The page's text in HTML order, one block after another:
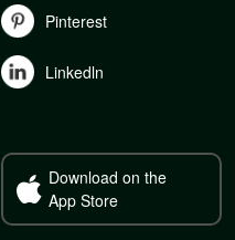
Pinterest
Linkedln
Download on the
App Store